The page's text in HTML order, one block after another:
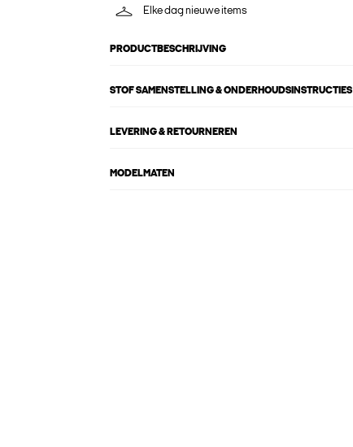
Elke dag nieuwe items
PRODUCTBESCHRIJVING
STOF SAMENSTELLING & ONDERHOUDSINSTRUCTIES
LEVERING & RETOURNEREN
MODELMATEN